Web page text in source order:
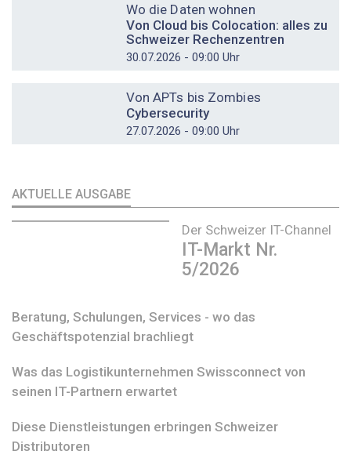
Wo die Daten wohnen
Von Cloud bis Colocation: alles zu
Schweizer Rechenzentren
30.07.2026 - 09:00 Uhr
Von APTs bis Zombies
Cybersecurity
27.07.2026 - 09:00 Uhr
AKTUELLE AUSGABE
Der Schweizer IT-Channel
IT-Markt Nr.
5/2026
Beratung, Schulungen, Services - wo das
Geschäftspotenzial brachliegt
Was das Logistikunternehmen Swissconnect von
seinen IT-Partnern erwartet
Diese Dienstleistungen erbringen Schweizer
Distributoren